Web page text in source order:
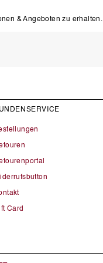
& Angeboten zu erhalten.
Card